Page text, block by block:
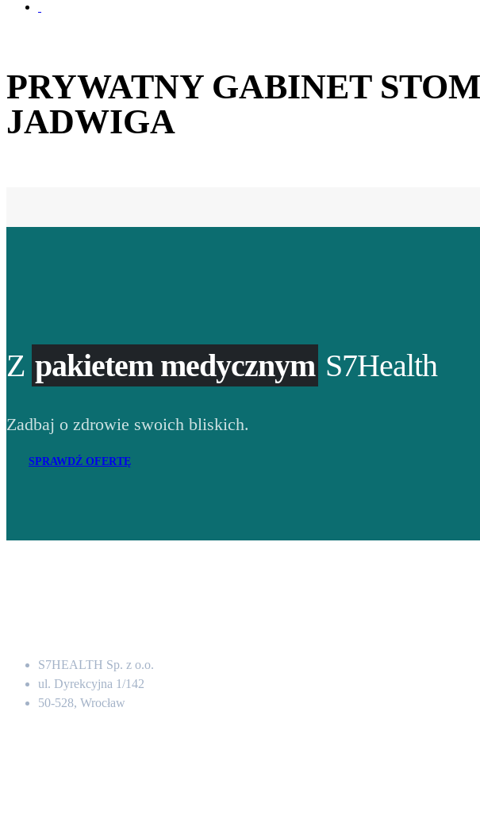
PRYWATNY GABINET
JADWIGA
Z pakietem medycznym S7Health
Zadbaj o zdrowie swoich bliskich.
SPRAWDŹ OFERTĘ
S7HEALTH Sp. z o.o.
ul. Dyrekcyjna 1/142
50-528, Wrocław